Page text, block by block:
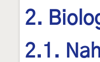
2.
2.1.